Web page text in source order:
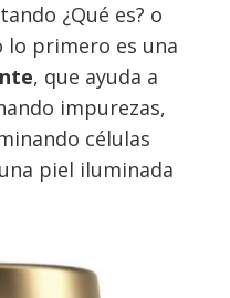
¿Qué es? o
lo primero es una
, que ayuda a
impurezas,
células
piel iluminada